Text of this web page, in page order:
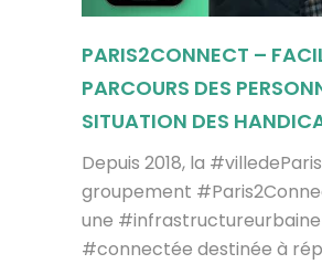
PARIS2CONNECT –
PARCOURS DES
SITUATION DES
Depuis 2018, la
groupement
une
#connectée destinée à